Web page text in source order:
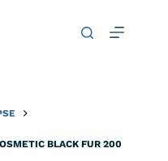
BLACK FUR 200